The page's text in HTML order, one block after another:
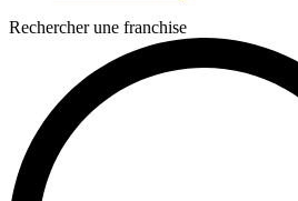
Rechercher une franchise